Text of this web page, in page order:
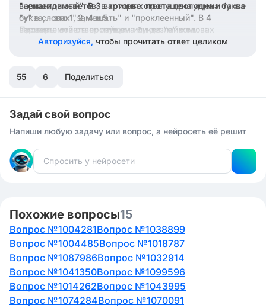
"ненавидимый". В 3 варианте ответа пропущена буква
"у" в словах "замешать" и "проклеенный". В 4
варианте ответа пропущена буква "е" в словах
"отмоешь" и "уверенный". И наконец, в пятом
вариантов ответов, в которых пропущена одна и та же
буква, - это 1, 2, 4 и 5.
Проверь мой ответ лайком или дизлайком.
Авторизуйся, чтобы прочитать ответ целиком
55 6 Поделиться
Задай свой вопрос
Напиши любую задачу или вопрос, а нейросеть её решит
Похожие вопросы15
Вопрос №1004281Вопрос №1038899
Вопрос №1004485Вопрос №1018787
Вопрос №1087986Вопрос №1032914
Вопрос №1041350Вопрос №1099596
Вопрос №1014262Вопрос №1043995
Вопрос №1074284Вопрос №1070091